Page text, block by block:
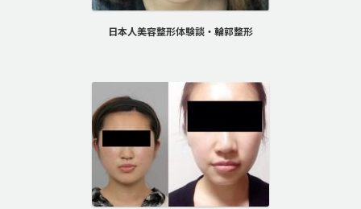
日本人美容整形体験談・輪郭整形